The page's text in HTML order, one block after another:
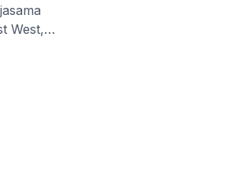
West,
juga
dan lain-